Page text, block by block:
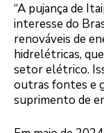
“A pujança de
interesse do
renováveis de
hidrelétricas,
setor elétrico.
outras fontes e
suprimento de